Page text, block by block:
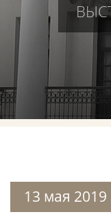
13 мая 2019